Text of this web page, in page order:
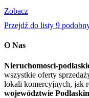
Zobacz
Przejdź do listy 9
O Nas
Nieruchomosci-
wszystkie oferty
lokali komercyjnych, jak
województwie